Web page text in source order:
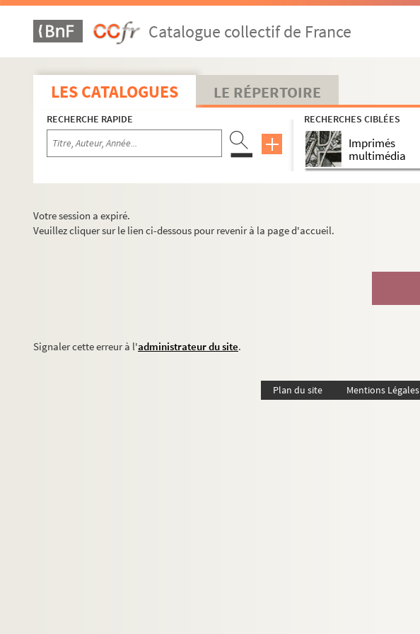
Catalogue collectif de France
LES CATALOGUES LE RÉPERTOIRE
RECHERCHE RAPIDE RECHERCHES CIBLÉES
Imprimés
multimédia
Votre session a expiré.
Veuillez cliquer sur le lien ci-dessous pour revenir à la page d'accueil.
Signaler cette erreur à l'administrateur du site.
Plan du site Mentions Légales